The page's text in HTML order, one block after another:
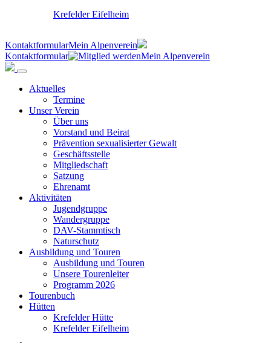
Krefelder Eifelheim
KontaktformularMein Alpenverein
Kontaktformular
Mein Alpenverein
Aktuelles
Termine
Unser Verein
Über uns
Vorstand und Beirat
Prävention sexualisierter Gewalt
Geschäftsstelle
Mitgliedschaft
Satzung
Ehrenamt
Aktivitäten
Jugendgruppe
Wandergruppe
DAV-Stammtisch
Naturschutz
Ausbildung und Touren
Ausbildung und Touren
Unsere Tourenleiter
Programm 2026
Tourenbuch
Hütten
Krefelder Hütte
Krefelder Eifelheim